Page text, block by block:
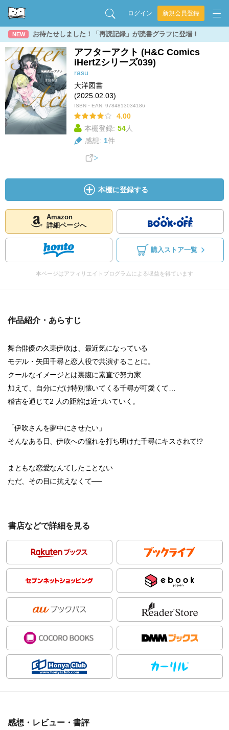
ログイン 新規会員登録
NEW お待たせしました！「再読記録」が読書グラフに登場！
アフターアクト (H&C Comics
iHertZシリーズ039)
rasu
大洋図書
(2025.02.03)
ISBN・EAN: 9784813034186
4.00
本棚登録: 54人
感想: 1件
本棚に登録する
Amazon
詳細ページへ
購入ストア一覧
本ページはアフィリエイトプログラムによる収益を得ています
作品紹介・あらすじ
舞台俳優の久東伊吹は、最近気になっている
モデル・矢田千尋と恋人役で共演することに。
クールなイメージとは裏腹に素直で努力家
加えて、自分にだけ特別懐いてくる千尋が可愛くて…
稽古を通じて2 人の距離は近づいていく。
「伊吹さんを夢中にさせたい」
そんなある日、伊吹への憧れを打ち明けた千尋にキスされて!?
まともな恋愛なんてしたことない
ただ、その目に抗えなくて──
書店などで詳細を見る
感想・レビュー・書評